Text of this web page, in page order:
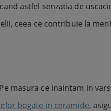
astfel senzatia de
ceea ce contribuie la
masura ce inaintam in
bogate in ceramide,